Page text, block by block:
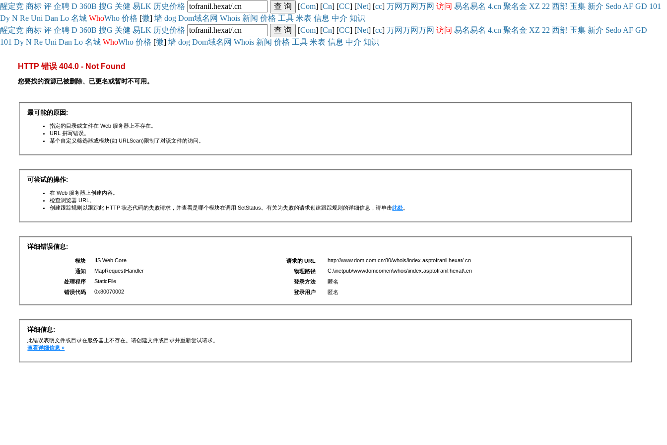
醒定竞 商标 评 企聘 D 360B 搜G 关健 易LK 历史价格 [Com] [Cn] [CC] [Net] [cc] 万网万网万网 访问 易名易名 4.cn 聚名金 XZ 22 西部 玉集 新介 Sedo AF GD 101
Dy N Re Uni Dan Lo 名城 WhoWho 价格 [微] 墙 dog Dom域名网 Whois 新闻 价格 工具 米表 信息 中介 知识